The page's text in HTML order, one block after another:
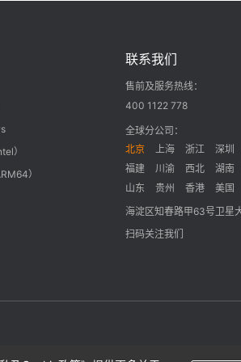
）
）
联系我们
售前及服务热线：
400 1122 778
全球分公司：
北京
上海 浙江 深圳
福建
川渝 西北 湖南
山东
贵州 香港
美国
海淀区知春路甲63号卫星
扫码关注我们